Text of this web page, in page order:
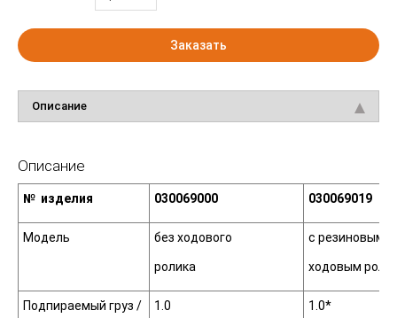
Заказать
Описание
Описание
№ изделия 030069000 030069019
Модель без ходового
ролика
с резиновым
ходовым
Подпираемый груз /
1.0 1.0*